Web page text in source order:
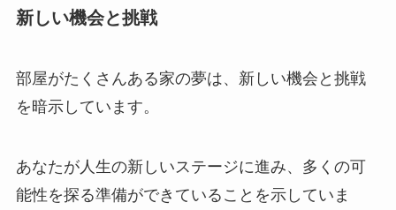
新しい機会と挑戦
部屋がたくさんある家の夢は、新しい機会と挑戦
を暗示しています。
あなたが人生の新しいステージに進み、多くの可
能性を探る準備ができていることを示していま